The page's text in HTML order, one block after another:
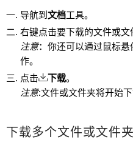
导航到 文档工具。
右键点击要下载的文件或文
注意：你还可以通过鼠标
作。
点击
下载。
注意:文件或文件夹将开始下
下载多个文件或文件夹